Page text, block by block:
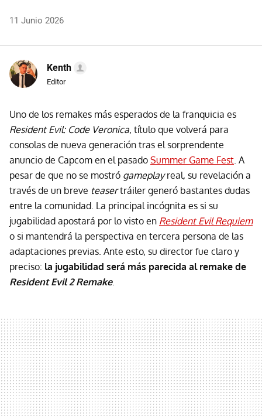
11 Junio 2026
Kenth
Editor
Uno de los remakes más esperados de la franquicia es
Resident Evil: Code Veronica, título que volverá para
consolas de nueva generación tras el sorprendente
anuncio de Capcom en el pasado Summer Game Fest. A
pesar de que no se mostró gameplayreal, su revelación a
través de un breve teasertráiler generó bastantes dudas
entre la comunidad. La principal incógnita es si su
jugabilidad apostará por lo visto en Resident Evil Requiem
o si mantendrá la perspectiva en tercera persona de las
adaptaciones previas. Ante esto, su director fue claro y
preciso: la jugabilidad será más parecida al remake de
Resident Evil 2 Remake.